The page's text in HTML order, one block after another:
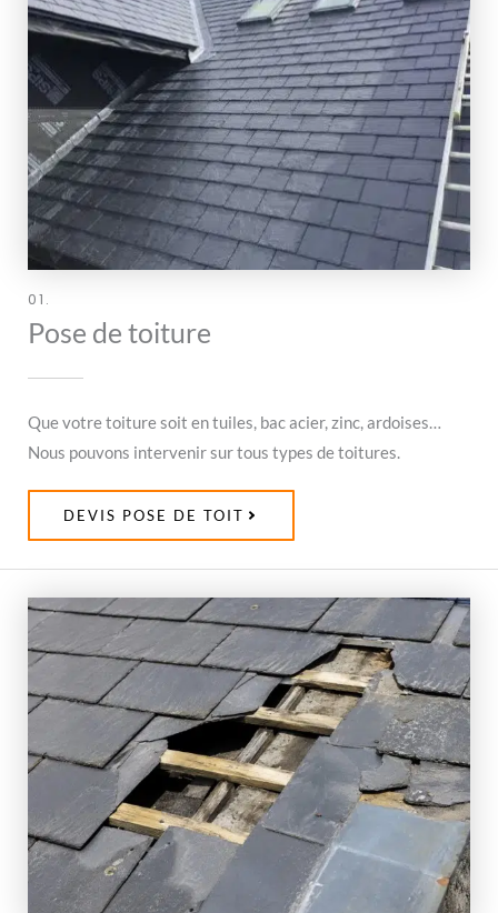
01.
Pose de toiture
Que votre toiture soit en tuiles, bac acier, zinc, ardoises…
Nous pouvons intervenir sur tous types de toitures.
DEVIS POSE DE TOIT